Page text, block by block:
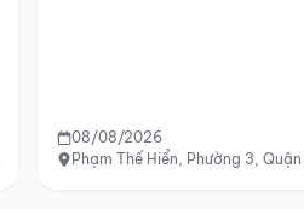
08/08/2026
Phạm Thế Hiển, Phường 3, Quận